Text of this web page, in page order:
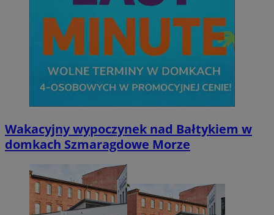
Wakacyjny wypoczynek nad Bałtykiem w
domkach Szmaragdowe Morze